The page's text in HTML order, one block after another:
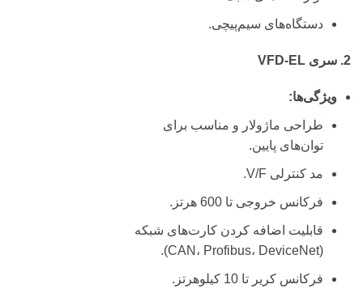
دستگاه‌های سیم‌پیچی.
2. سری VFD-EL
ویژگی‌ها:
طراحی ماژولار و مناسب برای
توان‌های پایین.
مد کنترلی V/F.
فرکانس خروجی تا 600 هرتز.
قابلیت اضافه کردن کارت‌های شبکه
(CAN، Profibus، DeviceNet).
فرکانس کریر تا 10 کیلوهرتز.